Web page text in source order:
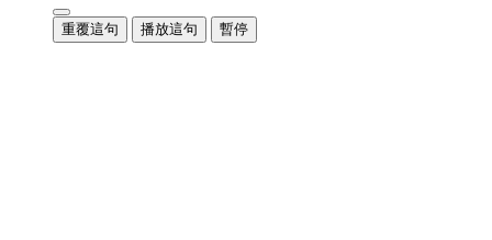
重覆這句 播放這句 暫停